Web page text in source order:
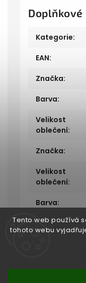
Tento web používá
tohoto webu
Kategorie:
EAN:
Značka:
Barva:
Velikost
oblečení:
Značka:
Velikost
oblečení:
Barva:
Copyright 2026